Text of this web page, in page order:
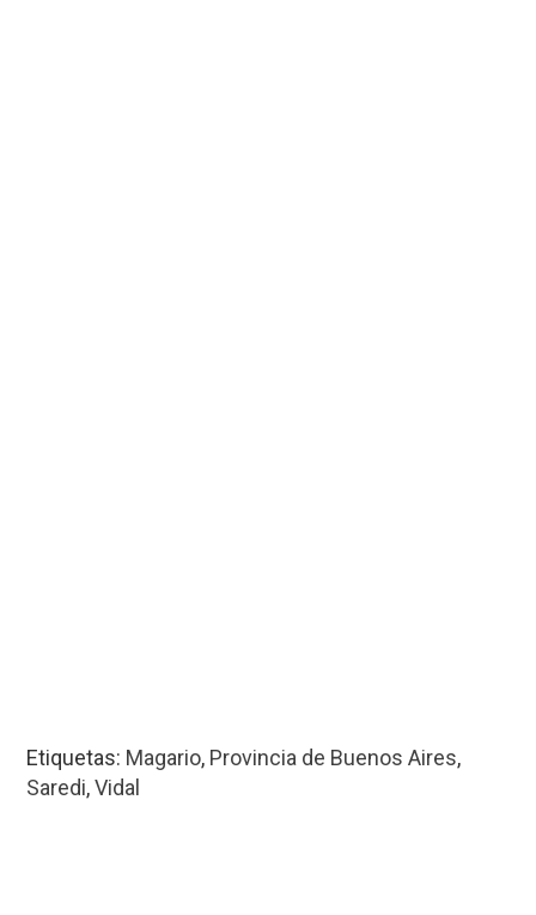
Etiquetas: Magario, Provincia de Buenos Aires,
Saredi,Vidal